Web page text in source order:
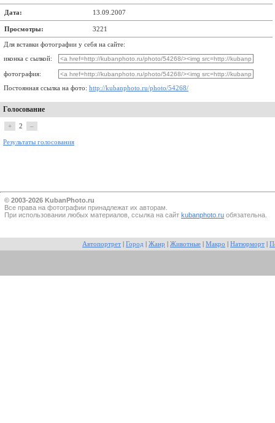
Дата: 13.09.2007
Просмотры: 3221
Для вставки фотографии у себя на сайте:
иконка с сылкой:
фотография:
Постоянная ссылка на фото: http://kubanphoto.ru/photo/54268/
Голосование
+ 2 –
Результаты голосования
© 2003-2026 KubanPhoto.ru
Все прaва на фотографии принадлежат их авторам.
При использовании любых материалов, ссылка на сайт kubanphoto.ru обязательна.
Автопортрет Город Жанр Животные Макро Натюрморт